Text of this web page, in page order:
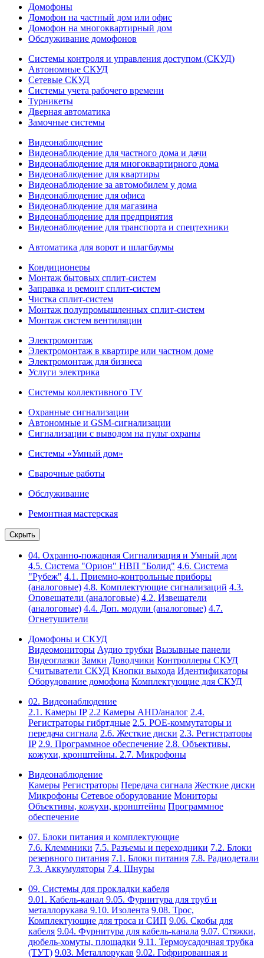
Домофоны
Домофон на частный дом или офис
Домофон на многоквартирный дом
Обслуживание домофонов
Системы контроля и управления доступом (СКУД)
Автономные СКУД
Сетевые СКУД
Системы учета рабочего времени
Турникеты
Дверная автоматика
Замочные системы
Видеонаблюдение
Видеонаблюдение для частного дома и дачи
Видеонаблюдение для многоквартирного дома
Видеонаблюдение для квартиры
Видеонаблюдение за автомобилем у дома
Видеонаблюдение для офиса
Видеонаблюдение для магазина
Видеонаблюдение для предприятия
Видеонаблюдение для транспорта и спецтехники
Автоматика для ворот и шлагбаумы
Кондиционеры
Монтаж бытовых сплит-систем
Заправка и ремонт сплит-систем
Чистка сплит-систем
Монтаж полупромышленных сплит-систем
Монтаж систем вентиляции
Электромонтаж
Электромонтаж в квартире или частном доме
Электромонтаж для бизнеса
Услуги электрика
Системы коллективного TV
Охранные сигнализации
Автономные и GSM-сигнализации
Сигнализации с выводом на пульт охраны
Системы «Умный дом»
Сварочные работы
Обслуживание
Ремонтная мастерская
Скрыть
04. Охранно-пожарная Сигнализация и Умный дом
4.5. Система "Орион" НВП "Болид" 4.6. Система
"Рубеж" 4.1. Приемно-контрольные приборы
(аналоговые) 4.8. Комплектующие сигнализаций 4.3.
Оповещатели (аналоговые) 4.2. Извещатели
(аналоговые) 4.4. Доп. модули (аналоговые) 4.7.
Огнетушители
Домофоны и СКУД
Видеомониторы Аудио трубки Вызывные панели
Видеоглазки Замки Доводчики Контроллеры СКУД
Считыватели СКУД Кнопки выхода Идентификаторы
Оборудование домофона Комплектующие для СКУД
02. Видеонаблюдение
2.1. Камеры IP 2.2 Камеры AHD/аналог 2.4.
Регистраторы гибртдные 2.5. РОЕ-коммутаторы и
передача сигнала 2.6. Жесткие диски 2.3. Регистраторы
IP 2.9. Программное обеспечение 2.8. Объективы,
кожухи, кронштейны. 2.7. Микрофоны
Видеонаблюдение
Камеры Регистраторы Передача сигнала Жесткие диски
Микрофоны Сетевое оборудование Мониторы
Объективы, кожухи, кронштейны Программное
обеспечение
07. Блоки питания и комплектующие
7.6. Клеммники 7.5. Разъемы и переходники 7.2. Блоки
резервного питания 7.1. Блоки питания 7.8. Радиодетали
7.3. Аккумуляторы 7.4. Шнуры
09. Системы для прокладки кабеля
9.01. Кабель-канал 9.05. Фурнитура для труб и
металлорукава 9.10. Изолента 9.08. Трос,
Комплектующие для троса и СИП 9.06. Скобы для
кабеля 9.04. Фурнитура для кабель-канала 9.07. Стяжки,
дюбель-хомуты, площадки 9.11. Термоусадочная трубка
(ТУТ) 9.03. Металлорукав 9.02. Гофрированная и